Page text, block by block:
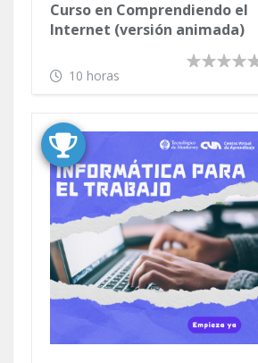
Curso en Comprendiendo el
Internet (versión animada)
10 horas